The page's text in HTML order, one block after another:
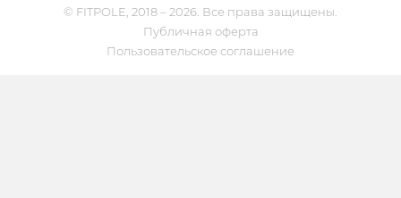
© FITPOLE, 2018 – 2026. Все права защищены.
Публичная оферта
Пользовательское соглашение